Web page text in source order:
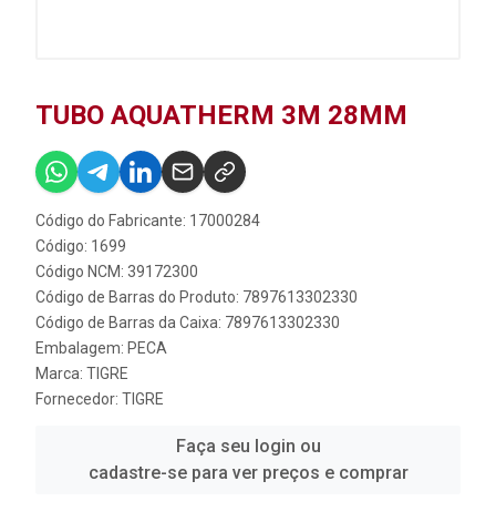
TUBO AQUATHERM 3M 28MM
Código do Fabricante: 17000284
Código: 1699
Código NCM: 39172300
Código de Barras do Produto: 7897613302330
Código de Barras da Caixa: 7897613302330
Embalagem: PECA
Marca: TIGRE
Fornecedor: TIGRE
Faça seu login ou
cadastre-se para ver preços e comprar